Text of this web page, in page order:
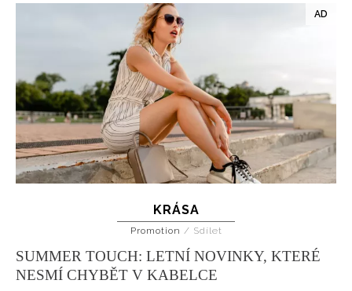
KRÁSA
Promotion / Sdílet
SUMMER TOUCH: LETNÍ NOVINKY, KTERÉ
NESMÍ CHYBĚT V KABELCE